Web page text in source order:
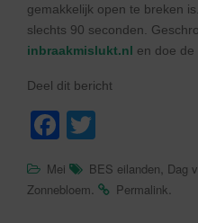
gemakkelijk open te breken
slechts 90 seconden.
inbraakmislukt.nl en doe de
Deel dit bericht
F
c
tt
Mei BES eilanden, Dag
Zonnebloem. Permalink.